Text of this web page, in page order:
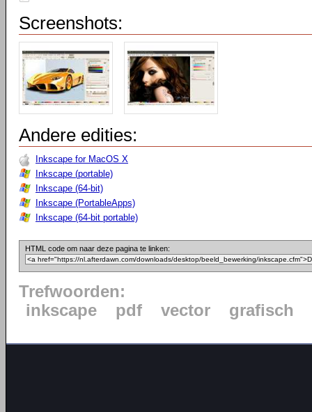
Screenshots:
Andere edities:
Inkscape for MacOS X
Inkscape (portable)
Inkscape (64-bit)
Inkscape (PortableApps)
Inkscape (64-bit portable)
HTML code om naar deze pagina te linken:
Trefwoorden:
inkscape
pdf vector grafisch